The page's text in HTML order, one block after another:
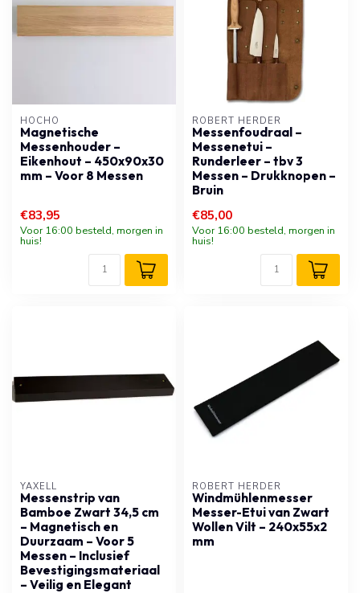
HOCHO
Magnetische
Messenhouder –
Eikenhout – 450x90x30
mm – Voor 8 Messen
€83,95
Voor 16:00 besteld, morgen in
huis!
ROBERT HERDER
Messenfoudraal –
Messenetui –
Runderleer – tbv 3
Messen – Drukknopen –
Bruin
€85,00
Voor 16:00 besteld, morgen in
huis!
YAXELL
Messenstrip van
Bamboe Zwart 34,5 cm
– Magnetisch en
Duurzaam – Voor 5
Messen – Inclusief
Bevestigingsmateriaal
– Veilig en Elegant
ROBERT HERDER
Windmühlenmesser
Messer-Etui van Zwart
Wollen Vilt – 240x55x2
mm